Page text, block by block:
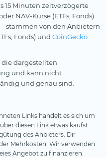
15 Minuten zeitverzögerte
NAV-Kurse (ETFs, Fonds).
stammen von den Anbietern
Fonds) und CoinGecko
dargestellten
und kann nicht
und genau sind.
Links handelt es sich um
diesen Link etwas kaufst
des Anbieters. Dir
Mehrkosten. Wir verwenden
Angebot zu finanzieren.